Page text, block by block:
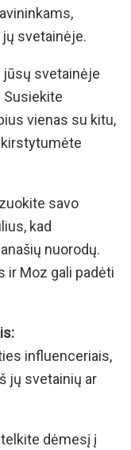
svetainėje.
jūsų svetainėje
Susiekite
vienas su kitu,
savo
kad
nuorodų.
ir Moz gali padėti
influenceriais,
jų svetainių ar
dėmesį į